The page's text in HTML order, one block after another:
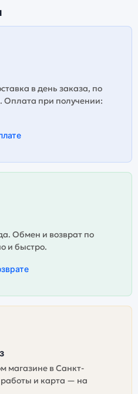
в день заказа, по
Оплата при получении:
Обмен и возврат по
и быстро.
магазине в Санкт-
и карта — на